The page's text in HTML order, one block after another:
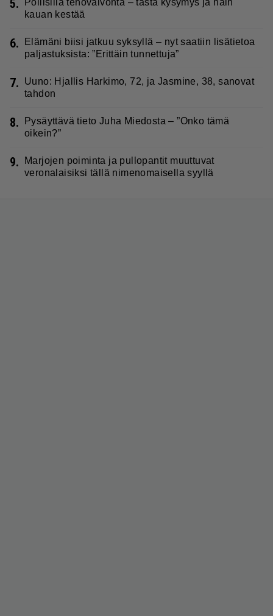
5.
kauan kestää
6.
Elämäni biisi jatkuu syksyllä – nyt saatiin lisätietoa
paljastuksista: ”Erittäin tunnettuja”
7.
Uuno: Hjallis Harkimo, 72, ja Jasmine, 38, sanovat
tahdon
8.
Pysäyttävä tieto Juha Miedosta – ”Onko tämä
oikein?”
9.
Marjojen poiminta ja pullopantit muuttuvat
veronalaisiksi tällä nimenomaisella syyllä